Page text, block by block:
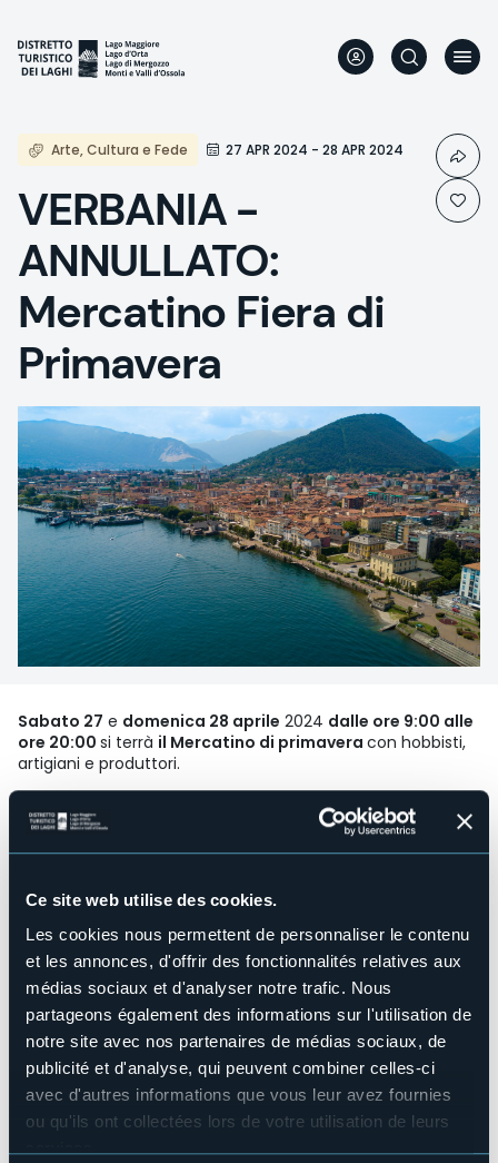
Ce site web utilise des cookies.
Les cookies nous permettent de personnaliser le contenu
et les annonces, d'offrir des fonctionnalités relatives aux
médias sociaux et d'analyser notre trafic. Nous
partageons également des informations sur l'utilisation de
notre site avec nos partenaires de médias sociaux, de
publicité et d'analyse, qui peuvent combiner celles-ci
avec d'autres informations que vous leur avez fournies
ou qu'ils ont collectées lors de votre utilisation de leurs
contenu
principal
Arte, Cultura e Fede 27 APR 2024 - 28 APR 2024
VERBANIA -
ANNULLATO:
Mercatino Fiera di
Primavera
Sabato 27 e domenica 28 aprile 2024 dalle ore 9:00 alle
ore 20:00 si terrà il Mercatino di primavera con hobbisti,
artigiani e produttori.
cancellazioni.
In copertina immagine Archivio Distretto Turistico dei Laghi
Pro Loco Verbania
Lungolago Intra
Téléphone
+39 3802992825 (Lorena)
E-mail
proloco@comune.verbania.it
Site Internet
https://www.facebook.com/profile.php?
id=100063556754015